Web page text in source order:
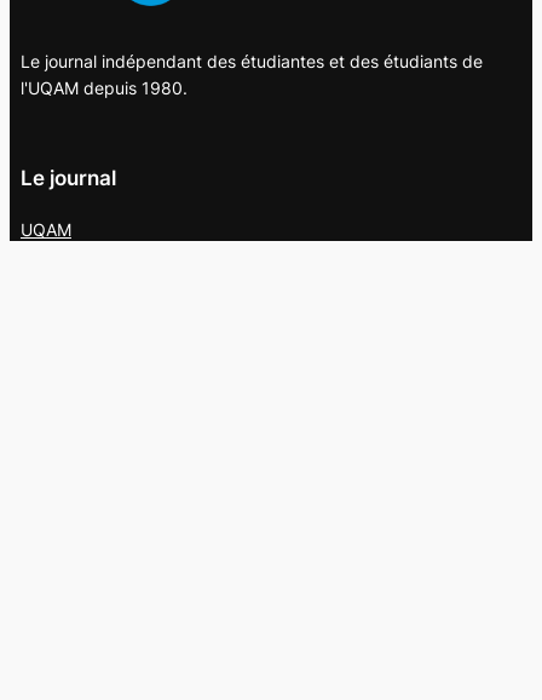
Le journal indépendant des étudiantes et des étudiants de
l'UQAM depuis 1980.
Le journal
UQAM